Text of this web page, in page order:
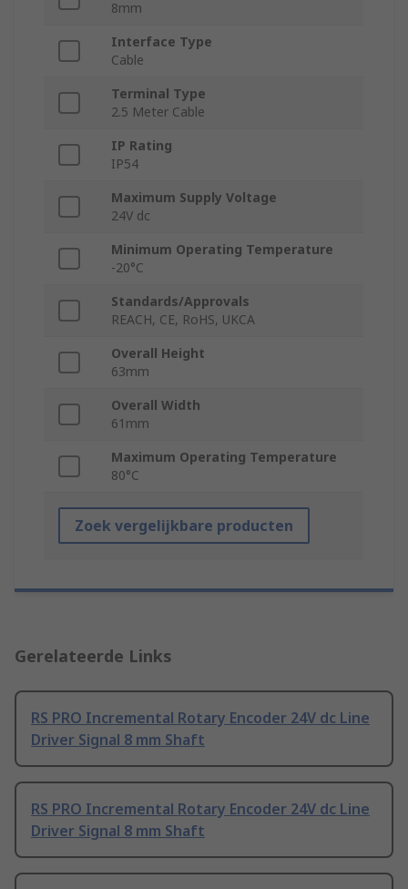
8mm
Interface Type
Cable
Terminal Type
2.5 Meter Cable
IP Rating
IP54
Maximum Supply Voltage
24V dc
Minimum Operating Temperature
-20°C
Standards/Approvals
REACH, CE, RoHS, UKCA
Overall Height
63mm
Overall Width
61mm
Maximum Operating Temperature
80°C
Zoek vergelijkbare producten
Gerelateerde Links
RS PRO Incremental Rotary Encoder 24V dc Line
Driver Signal 8 mm Shaft
RS PRO Incremental Rotary Encoder 24V dc Line
Driver Signal 8 mm Shaft